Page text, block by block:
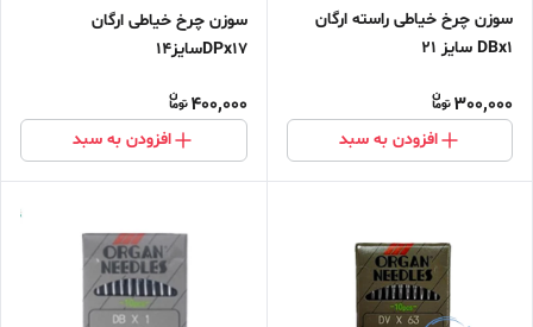
سوزن چرخ خیاطی راسته ارگان
DBx1 سایز ۲۱
300,000
افزودن به سبد
سوزن چرخ خیاطی ارگان
DPx17سایز14
400,000
افزودن به سبد